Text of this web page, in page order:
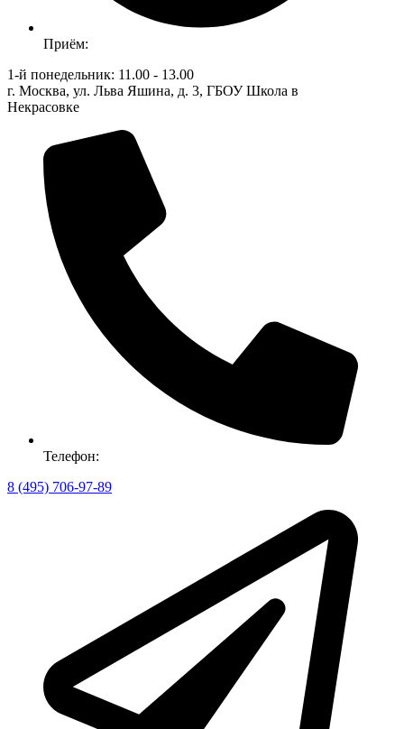
Приём:
1-й понедельник: 11.00 - 13.00
г. Москва, ул. Льва Яшина, д. 3, ГБОУ Школа в
Некрасовке
Телефон:
8 (495) 706-97-89